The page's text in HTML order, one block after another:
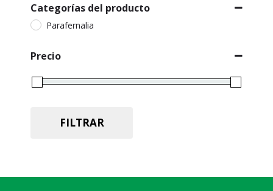
Categorías del producto
Parafernalia
Precio
FILTRAR